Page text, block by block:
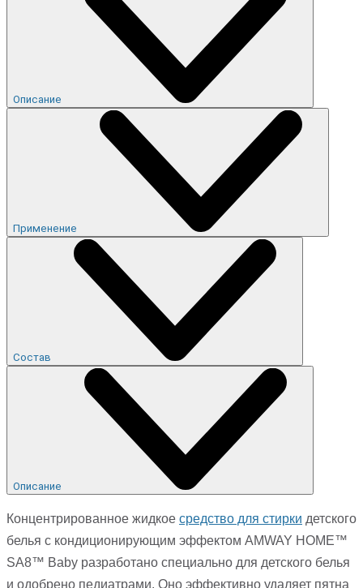
Описание
Применение
Состав
Описание
Концентрированное жидкое средство для стирки детского
белья с кондиционирующим эффектом AMWAY HOME™
SA8™ Baby разработано специально для детского белья
и одобрено педиатрами. Оно эффективно удаляет пятна